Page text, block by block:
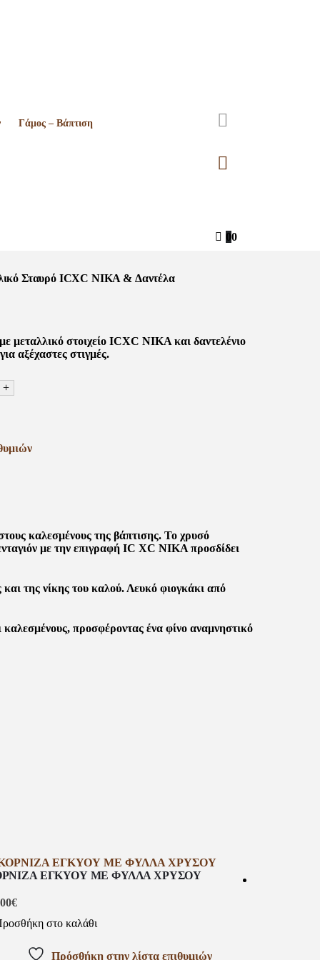
Γάμος – Βάπτιση
00
Σταυρό ICXC NIKA & Δαντέλα
μεταλλικό στοιχείο ICXC NIKA και δαντελένιο
αξέχαστες στιγμές.
+
καλεσμένους της βάπτισης. Το χρυσό
με την επιγραφή IC XC NIKA προσδίδει
της νίκης του καλού. Λευκό φιογκάκι από
καλεσμένους, προσφέροντας ένα φίνο αναμνηστικό
ΕΓΚΥΟΥ ΜΕ ΦΥΛΛΑ ΧΡΥΣΟΥ
€
στο καλάθι
Πρόσθήκη στην λίστα επιθυμιών